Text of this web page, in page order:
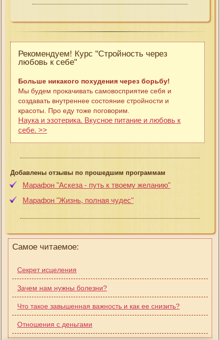
Рекомендуем! Курс "Стройность через
любовь к себе"
Больше никакого похудения через борьбу!
Мы будем прокачивать самовосприятие себя и
создавать внутреннее состояние стройности и
красоты. Про еду тоже поговорим.
Наука и эзотерика. Вкусное питание и любовь к
себе. >>
Добавлены отзывы по прошедшим программам
Марафон "Аскеза - путь к твоему желанию"
Марафон "Жизнь, полная чудес"
Самое читаемое:
Секрет исцеления
Зачем нам нужны болезни?
Что такое завышенная важность и как ее снизить?
Отношения с деньгами